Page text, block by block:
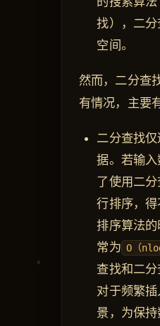
找），二
空间。
然而，二分查
有情况，主要
二分查找
据。若输
了使用二
行排序，
排序算法
常为 O（
查找和二分
对于频繁
景，为保持